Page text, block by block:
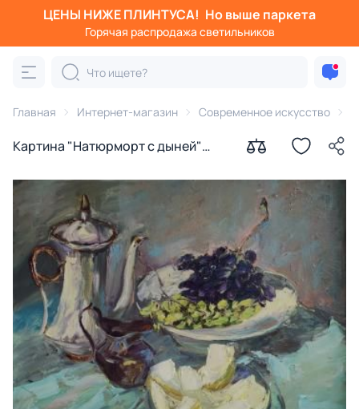
ЦЕНЫ НИЖЕ ПЛИНТУСА! Но выше паркета
Горячая распродажа светильников
Главная Интернет-магазин Современное искусство
Картина "Натюрморт с дыней"